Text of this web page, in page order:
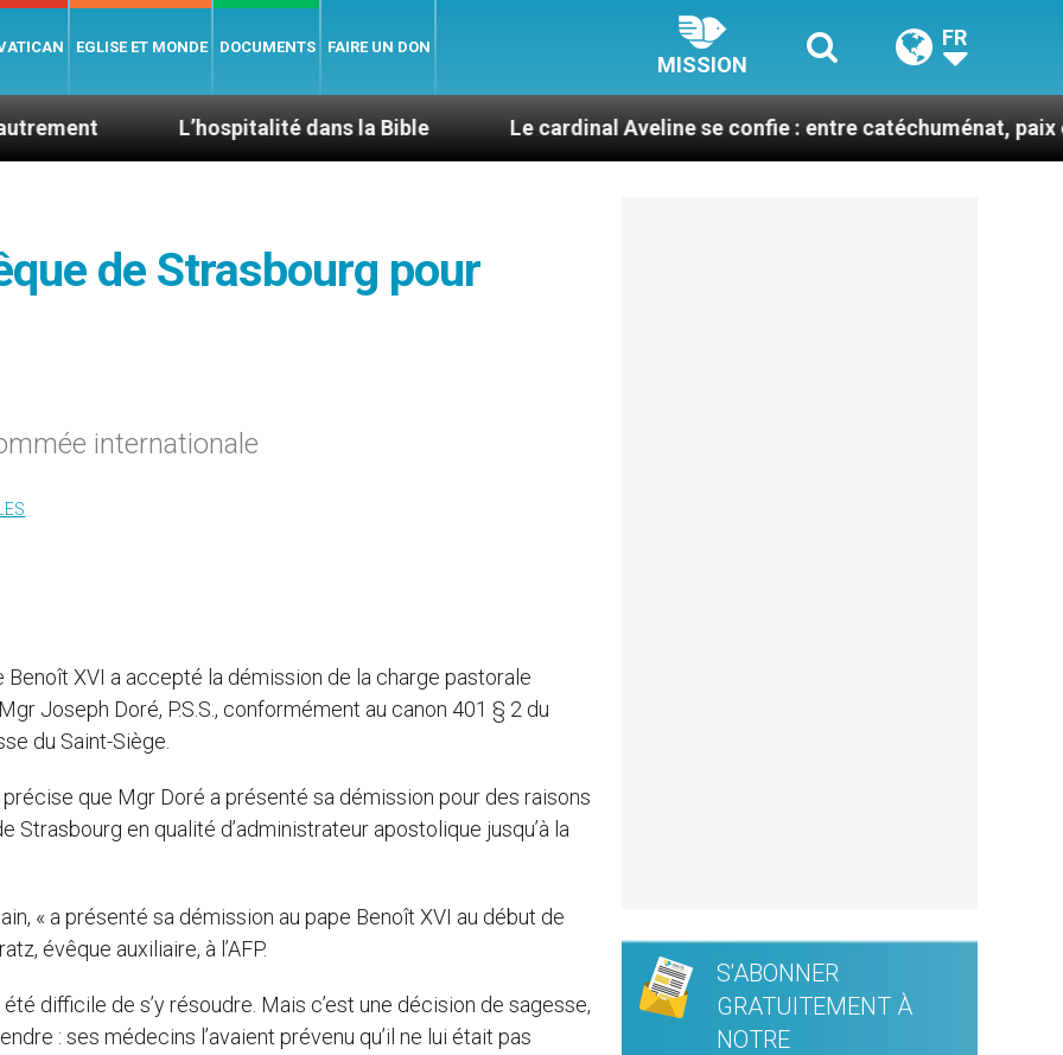
EGLISE ET MONDE DOCUMENTS FAIRE UN DON
MISSION
FR
L’hospitalité dans la Bible Le cardinal Aveline se confie : entre catéchuménat, paix et défis
de Strasbourg pour
internationale
Benoît XVI a accepté la démission de la charge pastorale
Joseph Doré, P.S.S., conformément au canon 401 § 2 du
du Saint-Siège.
précise que Mgr Doré a présenté sa démission pour des raisons
en qualité d’administrateur apostolique jusqu’à la
« a présenté sa démission au pape Benoît XVI au début de
évêque auxiliaire, à l’AFP.
difficile de s’y résoudre. Mais c’est une décision de sagesse,
: ses médecins l’avaient prévenu qu’il ne lui était pas
S'ABONNER
GRATUITEMENT À
NOTRE